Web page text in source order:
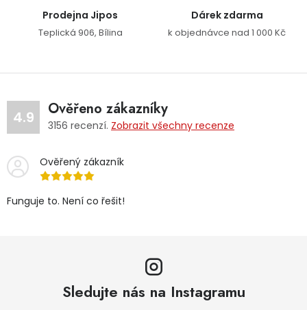
Prodejna Jipos
Teplická 906, Bílina
Dárek zdarma
k objednávce nad 1 000 Kč
4.9 Ověřeno zákazníky
3156 recenzí. Zobrazit všechny recenze
Ověřený zákazník
Funguje to. Není co řešit!
Sledujte nás na Instagramu